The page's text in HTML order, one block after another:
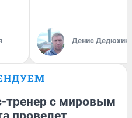
Денис Дедюхин
тренер с мировым